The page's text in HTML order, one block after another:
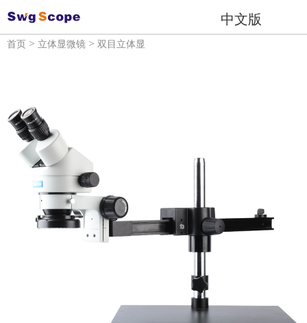
中文版
首页 > 立体显微镜 > 双目立体显